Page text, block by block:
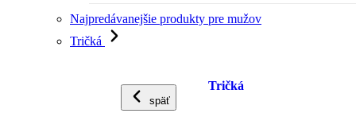
Najpredávanejšie produkty pre mužov
Tričká
späť
Tričká